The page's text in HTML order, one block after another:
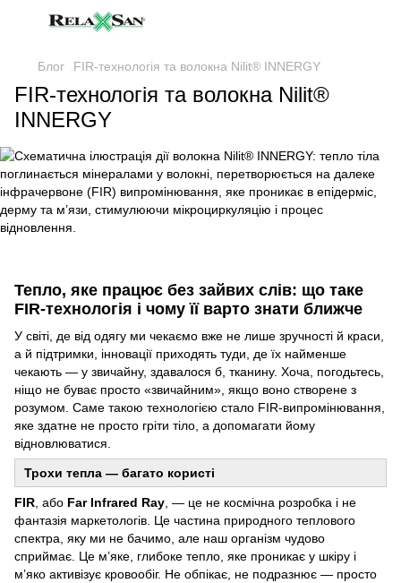
Блог FIR-технологія та волокна Nilit® INNERGY
FIR-технологія та волокна Nilit®
INNERGY
Тепло, яке працює без зайвих слів: що таке
FIR‑технологія і чому її варто знати ближче
У світі, де від одягу ми чекаємо вже не лише зручності й краси,
а й підтримки, інновації приходять туди, де їх найменше
чекають — у звичайну, здавалося б, тканину. Хоча, погодьтесь,
ніщо не буває просто «звичайним», якщо воно створене з
розумом. Саме такою технологією стало FIR‑випромінювання,
яке здатне не просто гріти тіло, а допомагати йому
відновлюватися.
Трохи тепла — багато користі
FIR , або Far Infrared Ray , — це не космічна розробка і не
фантазія маркетологів. Це частина природного теплового
спектра, яку ми не бачимо, але наш організм чудово
сприймає. Це м’яке, глибоке тепло, яке проникає у шкіру і
м’яко активізує кровообіг. Не обпікає, не подразнює — просто